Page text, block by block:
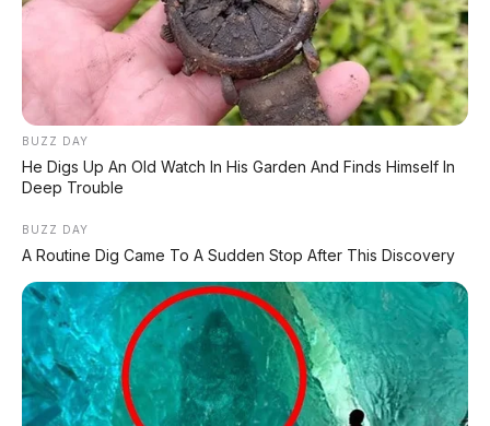
(ultra-luxury), Rolls-Royce (bespoke
luxury)– siap menyerang segmen yang
selama ini didominasi Mercedes-Maybach.
Pantau terus AP Motor untuk update mobil
premium terbaru!
📰 Rekomendasi Artikel Lainnya:
⚠️ 24 Sisi Gelap Mobil Listrik
Fakta mengejutkan tentang biaya dan
perawatan EV
BUZZ DAY
He Digs Up An Old Watch In His Garden And Finds Himself In
Deep Trouble
BUZZ DAY
A Routine Dig Came To A Sudden Stop After This Discovery